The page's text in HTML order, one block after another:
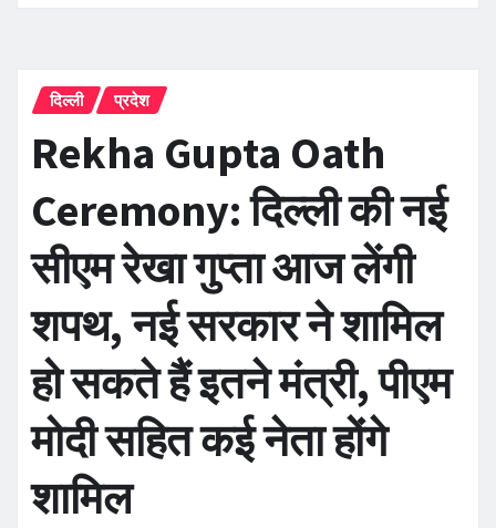
दिल्ली प्रदेश
Rekha Gupta Oath
Ceremony: दिल्ली की नई
सीएम रेखा गुप्ता आज लेंगी
शपथ, नई सरकार ने शामिल
हो सकते हैं इतने मंत्री, पीएम
मोदी सहित कई नेता होंगे
शामिल